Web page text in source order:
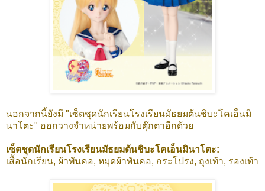
นอกจากนี้ยังมี "เซ็ตชุดนักเรียนโรงเรียนมัธยมต้นชิบะโคเอ็นมิ
นาโตะ" ออกวางจำหน่ายพร้อมกับตุ๊กตาอีกด้วย
เซ็ตชุดนักเรียนโรงเรียนมัธยมต้นชิบะโคเอ็นมินาโตะ:
เสื้อนักเรียน, ผ้าพันคอ, หมุดผ้าพันคอ, กระโปรง, ถุงเท้า, รองเท้า